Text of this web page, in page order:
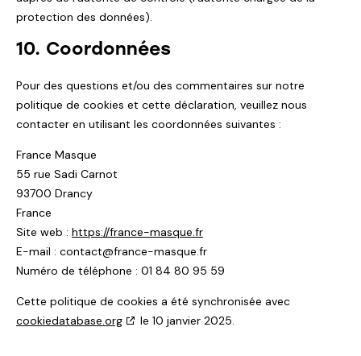
protection des données).
10. Coordonnées
Pour des questions et/ou des commentaires sur notre
politique de cookies et cette déclaration, veuillez nous
contacter en utilisant les coordonnées suivantes :
France Masque
55 rue Sadi Carnot
93700 Drancy
France
Site web : https://france-masque.fr
E-mail : contact@france-masque.fr
Numéro de téléphone : 01 84 80 95 59
Cette politique de cookies a été synchronisée avec
cookiedatabase.org
le 10 janvier 2025.